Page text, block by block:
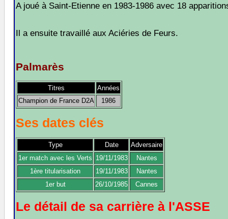
A joué à Saint-Etienne en 1983-1986 avec 18
Il a ensuite travaillé aux Aciéries de Feurs.
Palmarès
Titres
Années
Champion de France D2A
1986
Ses dates clés
Type Date
Adversaire
1er match avec les Verts 19/11/1983
Nantes
1ère titularisation
19/11/1983
Nantes
1er but
26/10/1985 Cannes
Le détail de sa carrière à l'ASSE